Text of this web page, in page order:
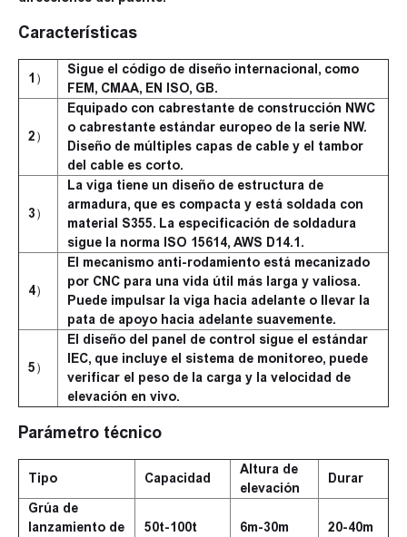
Características
1）
Sigue el código de diseño internacional, como
FEM, CMAA, EN ISO, GB.
2）
Equipado con cabrestante de construcción NWC
o cabrestante estándar europeo de la serie NW.
Diseño de múltiples capas de cable y el tambor
del cable es corto.
3）
La viga tiene un diseño de estructura de
armadura, que es compacta y está soldada con
material S355. La especificación de soldadura
sigue la norma ISO 15614, AWS D14.1.
4）
El mecanismo anti-rodamiento está mecanizado
por CNC para una vida útil más larga y valiosa.
Puede impulsar la viga hacia adelante o llevar la
pata de apoyo hacia adelante suavemente.
5）
El diseño del panel de control sigue el estándar
IEC, que incluye el sistema de monitoreo, puede
verificar el peso de la carga y la velocidad de
elevación en vivo.
Parámetro técnico
Tipo Capacidad
Altura de
elevación
Durar
Grúa de
lanzamiento de
50t-100t 6m-30m 20-40m